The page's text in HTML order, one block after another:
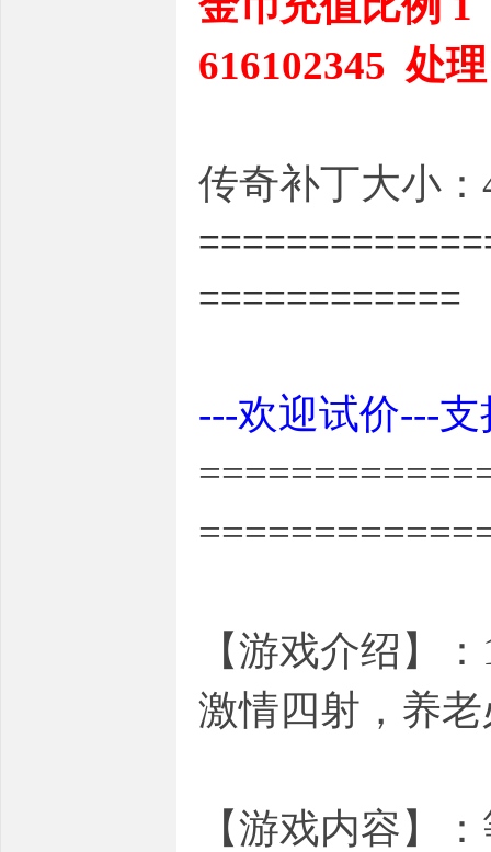
616102345 处理
传奇补丁大小：
============
---欢迎试价---
【游戏介绍】
激情四射，养
【游戏内容】